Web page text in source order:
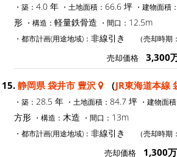
・築： 4.0 年 ・土地面積： 66.6 坪 ・建物面積：
形 ・構造： 軽量鉄骨造 ・間口： 12.5m
・都市計画(用途地域)： 非線引き （売却時期
売却価格 3,300
15. 静岡県 袋井市 豊沢 （JR東海道本線
・築： 28.5 年 ・土地面積： 84.7 坪 ・建物面積
方形 ・構造： 木造 ・間口： 13m
・都市計画(用途地域)： 非線引き （売却時期
売却価格 1,300